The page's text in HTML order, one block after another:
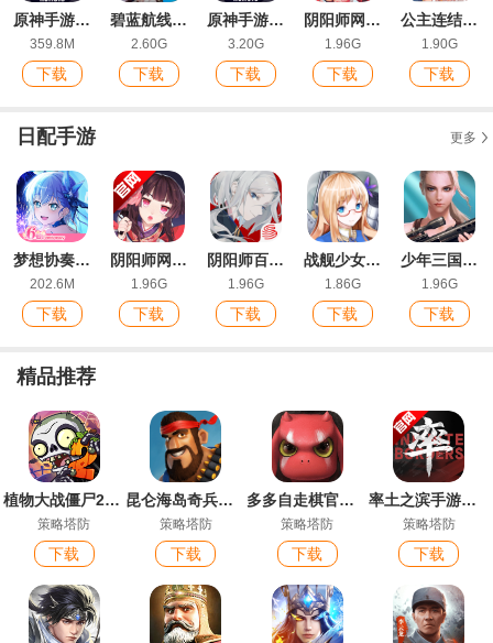
原神手游最新版
359.8M
下载
碧蓝航线ios版
2.60G
下载
原神手游ios版
3.20G
下载
阴阳师网易官服
1.96G
下载
公主连结游戏安卓版
1.90G
下载
日配手游 更多
梦想协奏曲少女乐团派对最新版
202.6M
下载
阴阳师网易官服
1.96G
下载
阴阳师百闻牌游戏最新版
1.96G
下载
战舰少女R手游最新版
1.86G
下载
少年三国志最新IOS版
1.96G
下载
精品推荐
植物大战僵尸2最新版
策略塔防
下载
昆仑海岛奇兵最新版本
策略塔防
下载
多多自走棋官方服
策略塔防
下载
率土之滨手游最新版
策略塔防
下载